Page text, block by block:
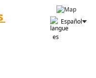
Español